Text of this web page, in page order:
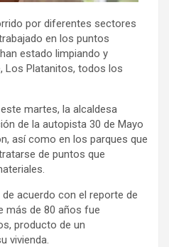
por diferentes sectores
en los puntos
estado limpiando y
Los Platanitos, todos los
martes, la alcaldesa
de la autopista 30 de Mayo
así como en los parques que
de puntos que
acuerdo con el reporte de
más de 80 años fue
producto de un
vivienda.